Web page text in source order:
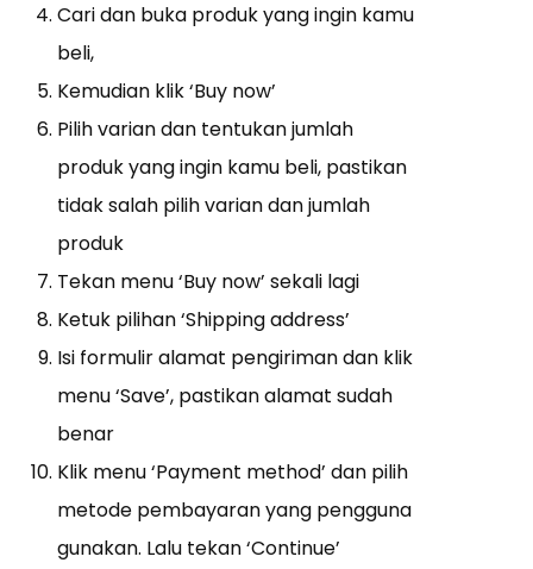
Cari dan buka produk yang ingin kamu
beli,
Kemudian klik ‘Buy now’
Pilih varian dan tentukan jumlah
produk yang ingin kamu beli, pastikan
tidak salah pilih varian dan jumlah
produk
Tekan menu ‘Buy now’ sekali lagi
Ketuk pilihan ‘Shipping address’
Isi formulir alamat pengiriman dan klik
menu ‘Save’, pastikan alamat sudah
benar
Klik menu ‘Payment method’ dan pilih
metode pembayaran yang pengguna
gunakan. Lalu tekan ‘Continue’